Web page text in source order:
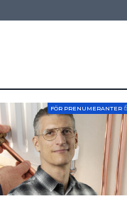
FÖR PRENUMERANTER